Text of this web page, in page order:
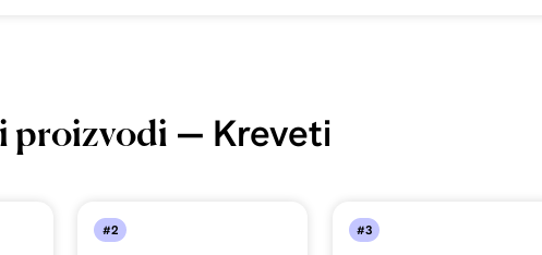
proizvodi — Kreveti
#2 #3